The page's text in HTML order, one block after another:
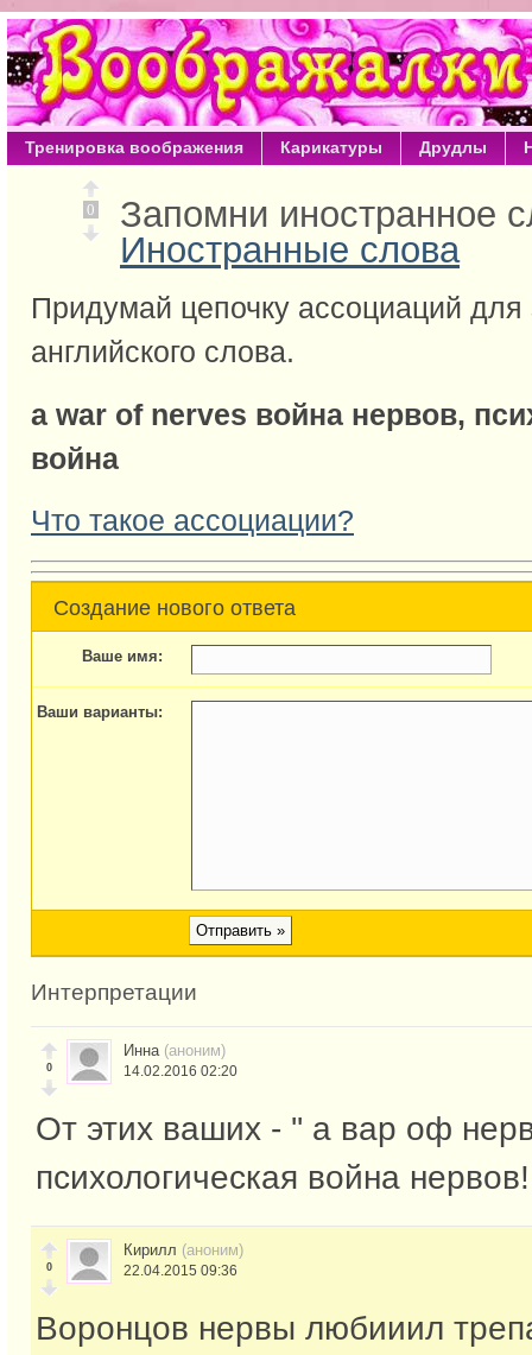
Тренировка воображения Карикатуры Друдлы
0
Запомни иностранное
Иностранные слова
Придумай цепочку ассоциаций
английского слова.
a war of nerves война нервов,
война
Что такое ассоциации?
Создание нового ответа
Ваше имя:
Ваши варианты:
Интерпретации
0
Инна (аноним)
14.02.2016 02:20
От этих ваших - '' а вар оф
психологическая война
0
Кирилл (аноним)
22.04.2015 09:36
Воронцов нервы любииил